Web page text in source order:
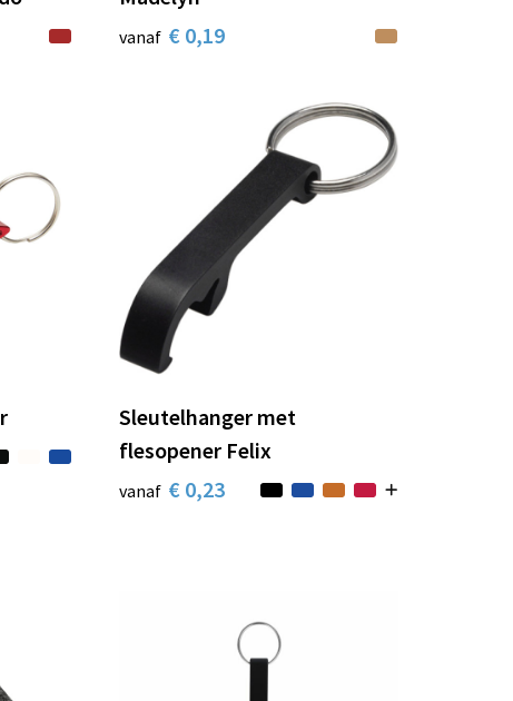
vanaf € 0,19
Sleutelhanger met
flesopener Felix
vanaf € 0,23